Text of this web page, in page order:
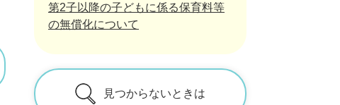
第2子以降の子どもに係る保育料等
の無償化について
見つからないときは